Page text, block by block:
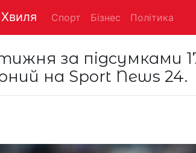
Спорт Бізнес Політика
за підсумками
на Sport News 24.